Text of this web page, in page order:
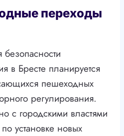
переходы
в Бресте планируется
пешеходных
регулирования.
с городскими властями
установке новых